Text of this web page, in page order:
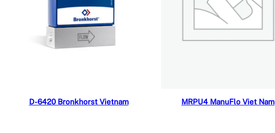
Đọc tiếp
D-6420 Bronkhorst Vietnam
Đọc tiếp
MRPU4 ManuFlo Viet Nam